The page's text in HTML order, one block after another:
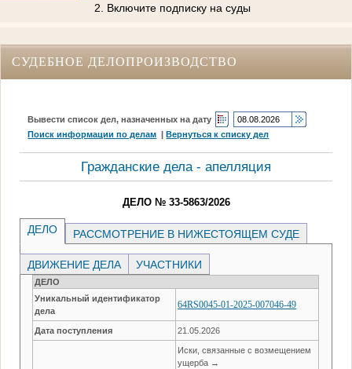
2. Включите подписку на суды
СУДЕБНОЕ ДЕЛОПРОИЗВОДСТВО
Вывести список дел, назначенных на дату
Поиск информации по делам |Вернуться к списку дел
Гражданские дела - апелляция
ДЕЛО № 33-5863/2026
ДЕЛО РАССМОТРЕНИЕ В НИЖЕСТОЯЩЕМ СУДЕ
ДВИЖЕНИЕ ДЕЛА УЧАСТНИКИ
ДЕЛО
Уникальный идентификатор
дела
64RS0045-01-2025-007046-49
Дата поступления 21.05.2026
Иски, связанные с возмещением
ущерба →